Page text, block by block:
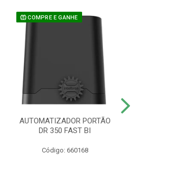
COMPRE E GANHE
AUTOMATIZADOR PORTÃO
DR 350 FAST BI
Código: 660168